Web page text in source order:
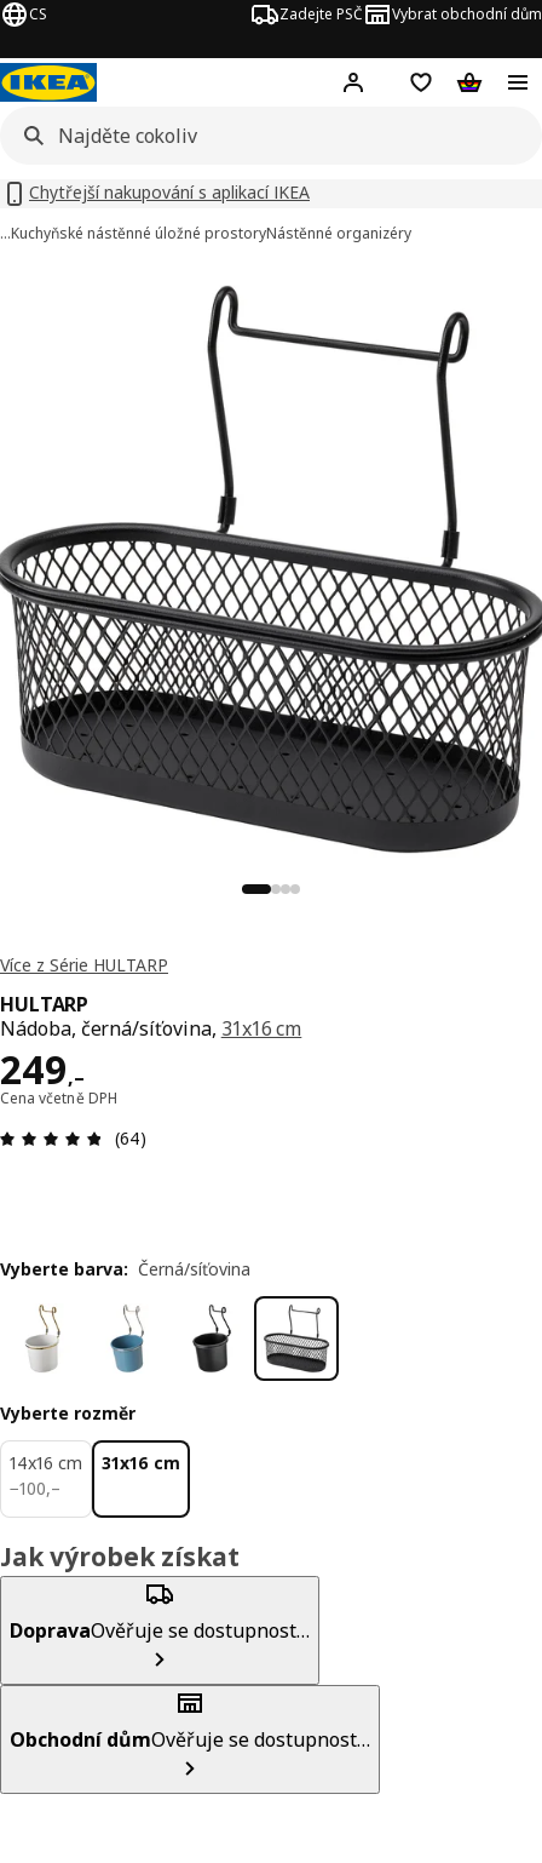
CS Zadejte PSČ Vybrat obchodní dům
Hej! Přihlášení
NákupníNákupní
Chytřejší nakupování s aplikací IKEA
…Kuchyňské nástěnné úložné prostoryNástěnné organizéry
Více z Série HULTARP
HULTARP
Nádoba, černá/síťovina, 31x16 cm
249,–
Cena 249,–
Cena včetně DPH
(64)
Vyberte barva: Černá/síťovina
Vyberte rozměr
14x16 cm
−100,–
100,–
31x16 cm
Jak výrobek získat
DopravaOvěřuje se dostupnost…
Obchodní důmOvěřuje se dostupnost…